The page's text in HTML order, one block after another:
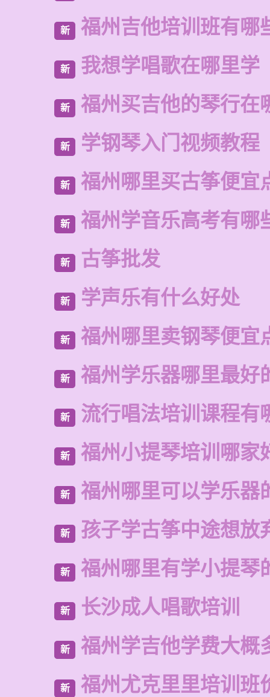
新 福州吉他培训班有哪
新 我想学唱歌在哪里学
新 福州买吉他的琴行在
新 学钢琴入门视频教程
新 福州哪里买古筝便宜
新 福州学音乐高考有哪
新 古筝批发
新 学声乐有什么好处
新 福州哪里卖钢琴便宜
新 福州学乐器哪里最好
新 流行唱法培训课程有
新 福州小提琴培训哪家
新 福州哪里可以学乐器
新 孩子学古筝中途想放
新 福州哪里有学小提琴
新 长沙成人唱歌培训
新 福州学吉他学费大概
新 福州尤克里里培训班